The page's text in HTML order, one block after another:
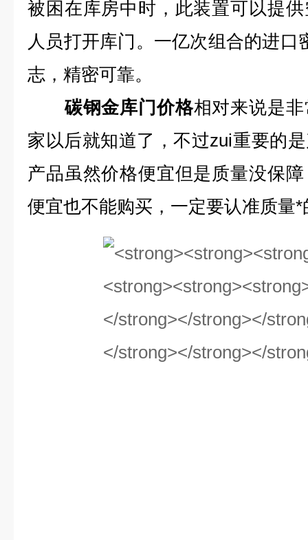
被困在库房中时，此装置可以提
人员打开库门。一亿次组合的进口
志，精密可靠。
碳钢金库门价格相对来说是
家以后就知道了，不过zui重要的
产品虽然价格便宜但是质量没保
便宜也不能购买，一定要认准质量